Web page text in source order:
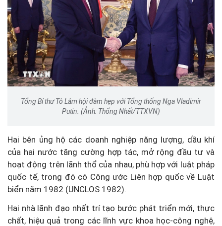
Tổng Bí thư Tô Lâm hội đàm hẹp với Tổng thống Nga Vladimir
Putin. (Ảnh: Thống Nhất/TTXVN)
Hai bên ủng hộ các doanh nghiệp năng lượng, dầu khí
của hai nước tăng cường hợp tác, mở rộng đầu tư và
hoạt động trên lãnh thổ của nhau, phù hợp với luật pháp
quốc tế, trong đó có Công ước Liên hợp quốc về Luật
biển năm 1982 (UNCLOS 1982).
Hai nhà lãnh đạo nhất trí tạo bước phát triển mới, thực
chất, hiệu quả trong các lĩnh vực khoa học-công nghệ,